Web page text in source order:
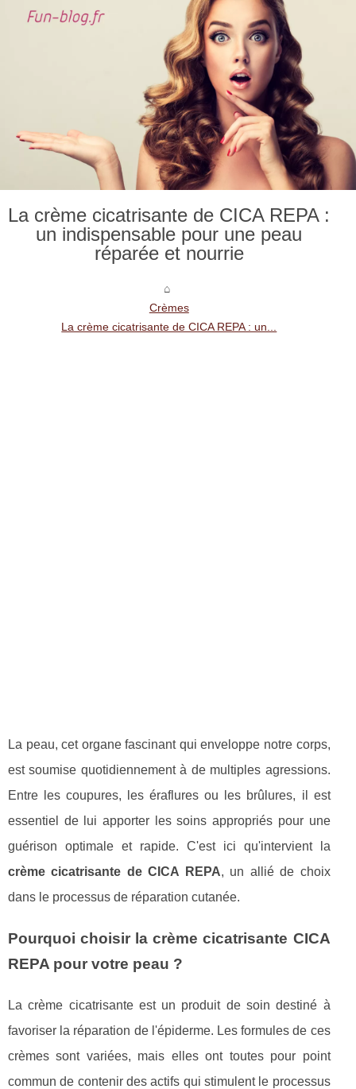
La crème cicatrisante de CICA REPA :
un indispensable pour une peau
réparée et nourrie
Crèmes
La crème cicatrisante de CICA REPA : un...
La peau, cet organe fascinant qui enveloppe notre corps,
est soumise quotidiennement à de multiples agressions.
Entre les coupures, les éraflures ou les brûlures, il est
essentiel de lui apporter les soins appropriés pour une
guérison optimale et rapide. C'est ici qu'intervient la
crème cicatrisante de CICA REPA, un allié de choix
dans le processus de réparation cutanée.
Pourquoi choisir la crème cicatrisante CICA
REPA pour votre peau ?
La crème cicatrisante est un produit de soin destiné à
favoriser la réparation de l'épiderme. Les formules de ces
crèmes sont variées, mais elles ont toutes pour point
commun de contenir des actifs qui stimulent le processus